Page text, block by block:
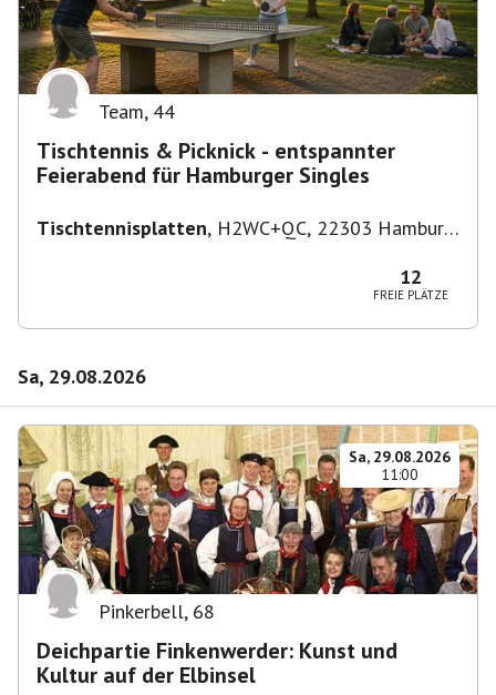
Team, 44
Tischtennis & Picknick - entspannter
Feierabend für Hamburger Singles
Tischtennisplatten, H2WC+QC, 22303 Hamburg,
12
FREIE PLÄTZE
Sa, 29.08.2026
Sa, 29.08.2026
11:00
Pinkerbell, 68
Deichpartie Finkenwerder: Kunst und
Kultur auf der Elbinsel